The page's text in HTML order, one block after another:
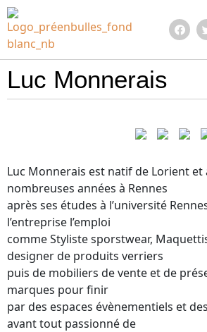
Luc Monnerais
Luc Monnerais est natif de Lorient et
nombreuses années à Rennes
après ses études à l’université
l’entreprise l’emploi
comme Styliste sporstwear,
designer de produits verriers
puis de mobiliers de vente et de
marques pour finir
par des espaces évènementiels et
avant tout passionné de